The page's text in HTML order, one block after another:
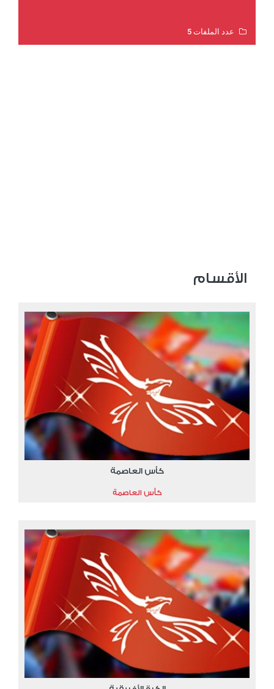
عدد الملفات 5
الأقسام
كأس العاصمة
كأس العاصمة